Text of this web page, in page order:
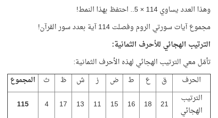
وهذا العدد يساوي 114 × 5.. احتفظ بهذا النمط!
مجموع آيات سورتي الروم وفصلت 114 آية بعدد سور القرآن!
الترتيب الهجائي للأحرف الثمانية:
تأمّل معي الترتيب الهجائي لهذه الأحرف الثمانية:
الحرف
ق ع ط ض ز ش ظ ث
المجموع
الترتيب
الهجائي
21
18
16
15
11
13
17
4
115